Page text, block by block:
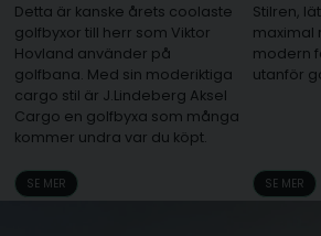
Detta är kanske årets coolaste
golfbyxor till herr som Viktor
Hovland använder på
golfbana. Med sin moderiktiga
cargo stil är J.Lindeberg Aksel
Cargo en golfbyxa som många
kommer undra var du köpt.
SE MER
Stilren,
maximal
modern
utanför
SE MER